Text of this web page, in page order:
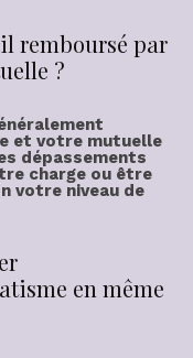
remboursé par
?
et votre mutuelle
dépassements
charge ou être
votre niveau de
en même